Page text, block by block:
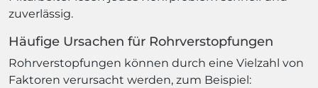
zuverlässig.
Häufige Ursachen für Rohrverstopfungen
Rohrverstopfungen können durch eine Vielzahl von
Faktoren verursacht werden, zum Beispiel: